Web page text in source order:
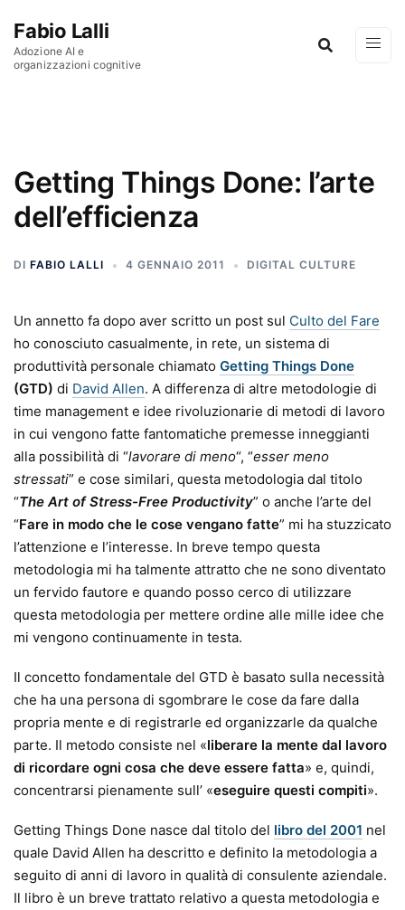
Fabio Lalli
Adozione AI e
organizzazioni cognitive
Getting Things Done: l’arte
dell’efficienza
DI FABIO LALLI 4 GENNAIO 2011 DIGITAL CULTURE
Un annetto fa dopo aver scritto un post sul Culto del Fare
ho conosciuto casualmente, in rete, un sistema di
produttività personale chiamato Getting Things Done
(GTD) di David Allen. A differenza di altre metodologie di
time management e idee rivoluzionarie di metodi di lavoro
in cui vengono fatte fantomatiche premesse inneggianti
alla possibilità di “lavorare di meno“, “esser meno
stressati” e cose similari, questa metodologia dal titolo
“The Art of Stress-Free Productivity” o anche l’arte del
“Fare in modo che le cose vengano fatte” mi ha stuzzicato
l’attenzione e l’interesse. In breve tempo questa
metodologia mi ha talmente attratto che ne sono diventato
un fervido fautore e quando posso cerco di utilizzare
questa metodologia per mettere ordine alle mille idee che
mi vengono continuamente in testa.
Il concetto fondamentale del GTD è basato sulla necessità
che ha una persona di sgombrare le cose da fare dalla
propria mente e di registrarle ed organizzarle da qualche
parte. Il metodo consiste nel «liberare la mente dal lavoro
di ricordare ogni cosa che deve essere fatta» e, quindi,
concentrarsi pienamente sull’ «eseguire questi compiti».
Getting Things Done nasce dal titolo del libro del 2001 nel
quale David Allen ha descritto e definito la metodologia a
seguito di anni di lavoro in qualità di consulente aziendale.
Il libro è un breve trattato relativo a questa metodologia e